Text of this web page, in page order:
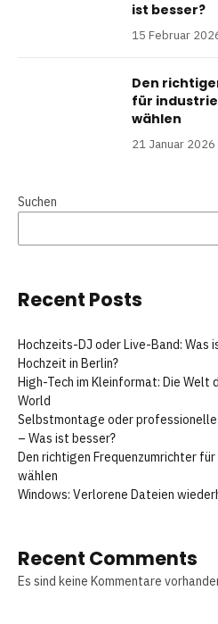
ist besser?
15 Februar
Den
für
wählen
21 Januar 2026
Suchen
Recent Posts
Hochzeits-DJ oder Live-Band: Was
Hochzeit in Berlin?
High-Tech im Kleinformat: Die Welt
World
Selbstmontage oder
– Was ist besser?
Den richtigen Frequenzumrichter
wählen
Windows: Verlorene Dateien
Recent Comments
Es sind keine Kommentare